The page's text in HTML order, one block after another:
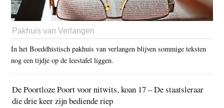
Pakhuis van Verlangen
In het Boeddhistisch pakhuis van verlangen blijven sommige teksten
nog een tijdje op de leestafel liggen.
De Poortloze Poort voor nitwits, koan 17 – De staatsleraar
die drie keer zijn bediende riep